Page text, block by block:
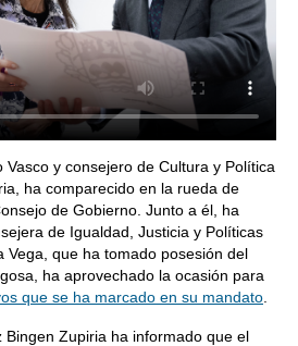
Vasco y consejero de Cultura y Política
ha comparecido en la rueda de
de Gobierno. Junto a él, ha
de Igualdad, Justicia y Políticas
Vega, que ha tomado posesión del
ha aprovechado la ocasión para
que se ha marcado en su mandato
Bingen Zupiria ha informado que el